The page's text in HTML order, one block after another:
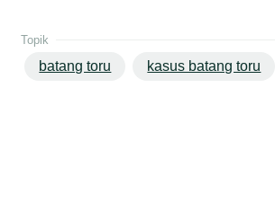
Topik
batang toru kasus batang toru